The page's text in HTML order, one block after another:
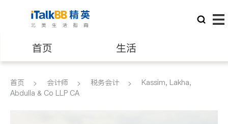
首页 生活
医生 律师
首页 会计师 税务会计
Kassim, Lakha,
Abdulla & Co LLP CA